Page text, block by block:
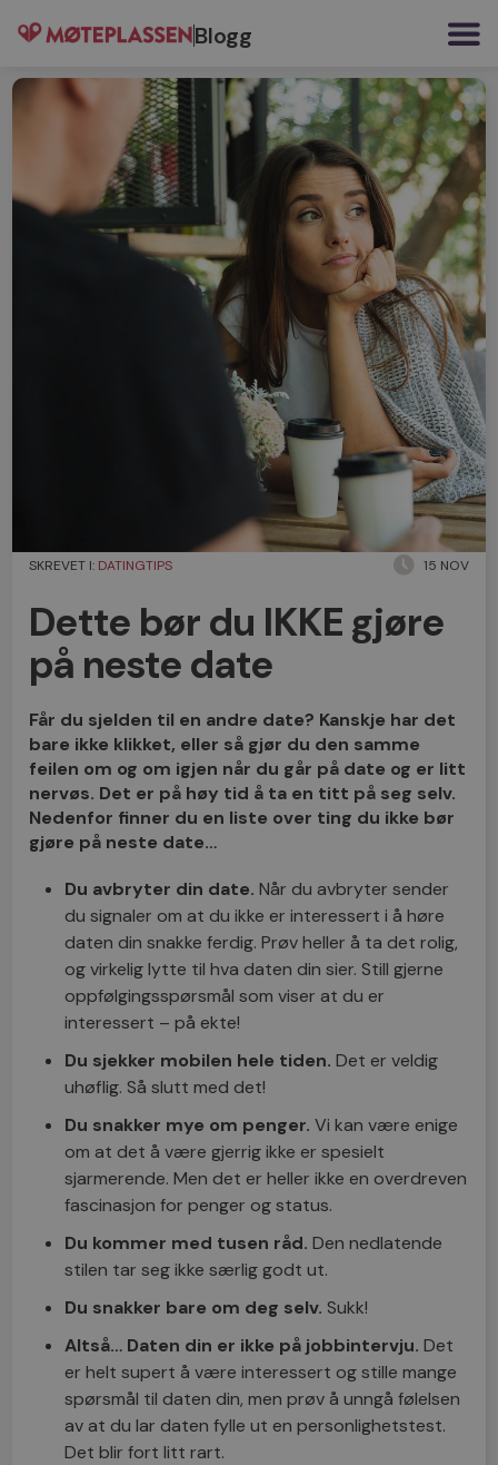
Blogg
SKREVET I: DATINGTIPS 15 NOV
Dette bør du IKKE gjøre
på neste date
Får du sjelden til en andre date? Kanskje har det
bare ikke klikket, eller så gjør du den samme
feilen om og om igjen når du går på date og er litt
nervøs. Det er på høy tid å ta en titt på seg selv.
Nedenfor finner du en liste over ting du ikke bør
gjøre på neste date…
Du avbryter din date. Når du avbryter sender
du signaler om at du ikke er interessert i å høre
daten din snakke ferdig. Prøv heller å ta det rolig,
og virkelig lytte til hva daten din sier. Still gjerne
oppfølgingsspørsmål som viser at du er
interessert – på ekte!
Du sjekker mobilen hele tiden. Det er veldig
uhøflig. Så slutt med det!
Du snakker mye om penger. Vi kan være enige
om at det å være gjerrig ikke er spesielt
sjarmerende. Men det er heller ikke en overdreven
fascinasjon for penger og status.
Du kommer med tusen råd. Den nedlatende
stilen tar seg ikke særlig godt ut.
Du snakker bare om deg selv. Sukk!
Altså… Daten din er ikke på jobbintervju. Det
er helt supert å være interessert og stille mange
spørsmål til daten din, men prøv å unngå følelsen
av at du lar daten fylle ut en personlighetstest.
Det blir fort litt rart.